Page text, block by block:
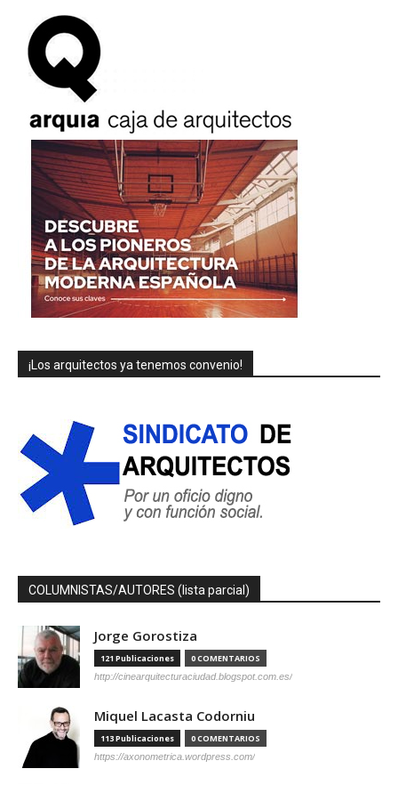
¡Los arquitectos ya tenemos convenio!
COLUMNISTAS/AUTORES (lista parcial)
Jorge Gorostiza
121 Publicaciones 0 COMENTARIOS
http://cinearquitecturaciudad.blogspot.com.es/
Miquel Lacasta Codorniu
113 Publicaciones 0 COMENTARIOS
https://axonometrica.wordpress.com/